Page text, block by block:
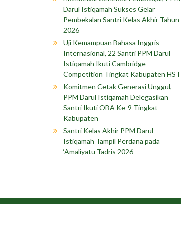
Darul Istiqamah Sukses Gelar
Pembekalan Santri Kelas Akhir Tahun
2026
Uji Kemampuan Bahasa Inggris
Internasional, 22 Santri PPM Darul
Istiqamah Ikuti Cambridge
Competition Tingkat Kabupaten HST
Komitmen Cetak Generasi Unggul,
PPM Darul Istiqamah Delegasikan
Santri Ikuti OBA Ke-9 Tingkat
Kabupaten
Santri Kelas Akhir PPM Darul
Istiqamah Tampil Perdana pada
‘Amaliyatu Tadris 2026